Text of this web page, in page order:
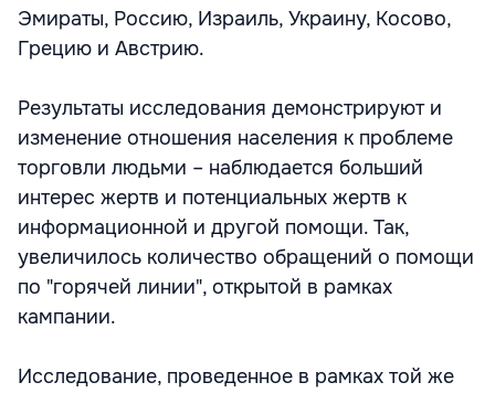
Эмираты, Россию, Израиль, Украину, Косово,
Грецию и Австрию.
Результаты исследования демонстрируют и
изменение отношения населения к проблеме
торговли людьми – наблюдается больший
интерес жертв и потенциальных жертв к
информационной и другой помощи. Так,
увеличилось количество обращений о помощи
по "горячей линии", открытой в рамках
кампании.
Исследование, проведенное в рамках той же